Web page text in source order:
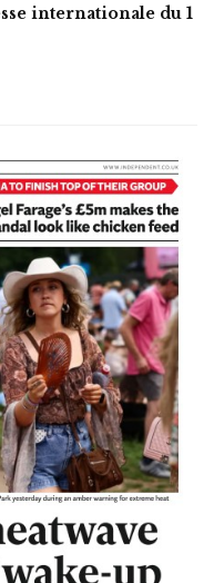
internationale du 1